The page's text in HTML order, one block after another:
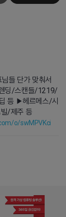
들 단가 맞춰서
/스캔들/1219/
등 ▶헤르메스/시
/제주 등
o/swMPVKci